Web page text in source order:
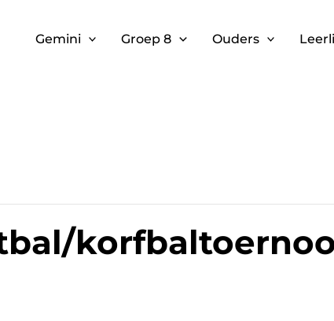
Gemini Groep 8 Ouders